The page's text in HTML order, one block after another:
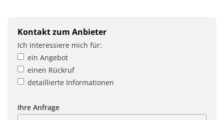
Kontakt zum Anbieter
Ich interessiere mich für:
ein Angebot
einen Rückruf
detaillierte Informationen
Ihre Anfrage